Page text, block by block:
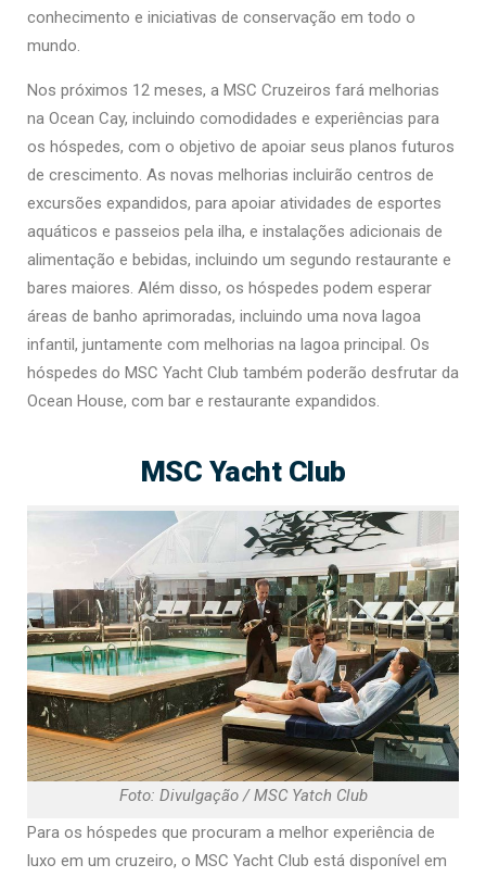
conhecimento e iniciativas de conservação em todo o
mundo.
Nos próximos 12 meses, a MSC Cruzeiros fará melhorias
na Ocean Cay, incluindo comodidades e experiências para
os hóspedes, com o objetivo de apoiar seus planos futuros
de crescimento. As novas melhorias incluirão centros de
excursões expandidos, para apoiar atividades de esportes
aquáticos e passeios pela ilha, e instalações adicionais de
alimentação e bebidas, incluindo um segundo restaurante e
bares maiores. Além disso, os hóspedes podem esperar
áreas de banho aprimoradas, incluindo uma nova lagoa
infantil, juntamente com melhorias na lagoa principal. Os
hóspedes do MSC Yacht Club também poderão desfrutar da
Ocean House, com bar e restaurante expandidos.
MSC Yacht Club
Foto: Divulgação / MSC Yatch Club
Para os hóspedes que procuram a melhor experiência de
luxo em um cruzeiro, o MSC Yacht Club está disponível em